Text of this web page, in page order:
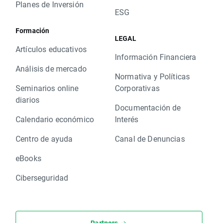
Planes de Inversión
Formación
Artículos educativos
Análisis de mercado
Seminarios online
diarios
Calendario económico
Centro de ayuda
eBooks
Ciberseguridad
ESG
LEGAL
Información Financiera
Normativa y Políticas
Corporativas
Documentación de
Interés
Canal de Denuncias